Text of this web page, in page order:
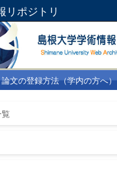
リポジトリ
論文の登録方法（学内の方へ）